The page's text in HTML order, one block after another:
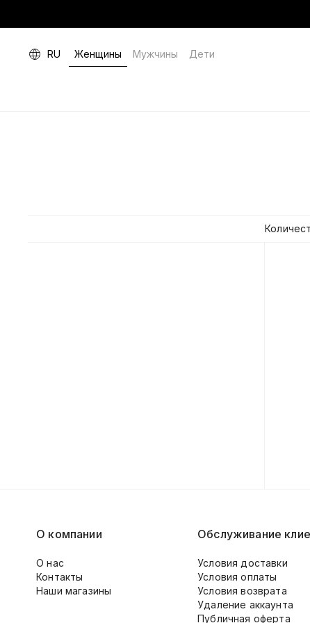
RU Женщины Мужчины Дети
О компании
О нас
Контакты
Наши магазины
Обслуживание
Условия доставки
Условия оплаты
Условия возврата
Удаление аккаунта
Публичная оферта